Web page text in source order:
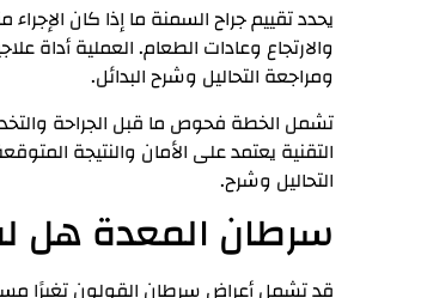
يحدد تقييم جراح السمنة ما إذا كان
والارتجاع وعادات الطعام. العملية أداة
ومراجعة التحاليل وشرح البدائل.
تشمل الخطة فحوص ما قبل الجراحة
التقنية يعتمد على الأمان والنتيجة
التحاليل وشرح.
سرطان المعدة هل